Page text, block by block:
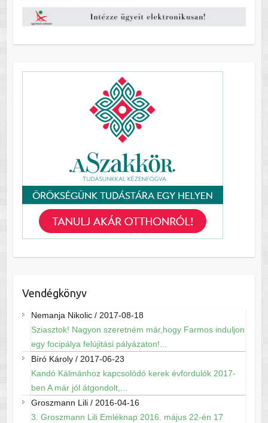
Vendégkönyv
Nemanja Nikolic/ 2017-08-18
Sziasztok! Nagyon szeretném már,hogy Farmos induljon
egy focipálya felújitási pályázaton!...
Bíró Károly/ 2017-06-23
Kandó Kálmánhoz kapcsolódó kerek évfordulók 2017-
ben A már jól átgondolt,...
Groszmann Lili/ 2016-04-16
3. Groszmann Lili Emléknap 2016. május 22-én 17